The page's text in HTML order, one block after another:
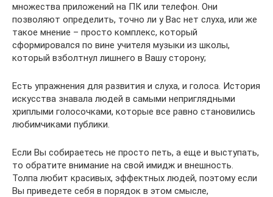
множества приложений на ПК или телефон. Они
позволяют определить, точно ли у Вас нет слуха, или же
такое мнение – просто комплекс, который
сформировался по вине учителя музыки из школы,
который взболтнул лишнего в Вашу сторону;
Есть упражнения для развития и слуха, и голоса. История
искусства знавала людей в самыми неприглядными
хриплыми голосочками, которые все равно становились
любимчиками публики.
Если Вы собираетесь не просто петь, а еще и выступать,
то обратите внимание на свой имидж и внешность.
Толпа любит красивых, эффектных людей, поэтому если
Вы приведете себя в порядок в этом смысле,